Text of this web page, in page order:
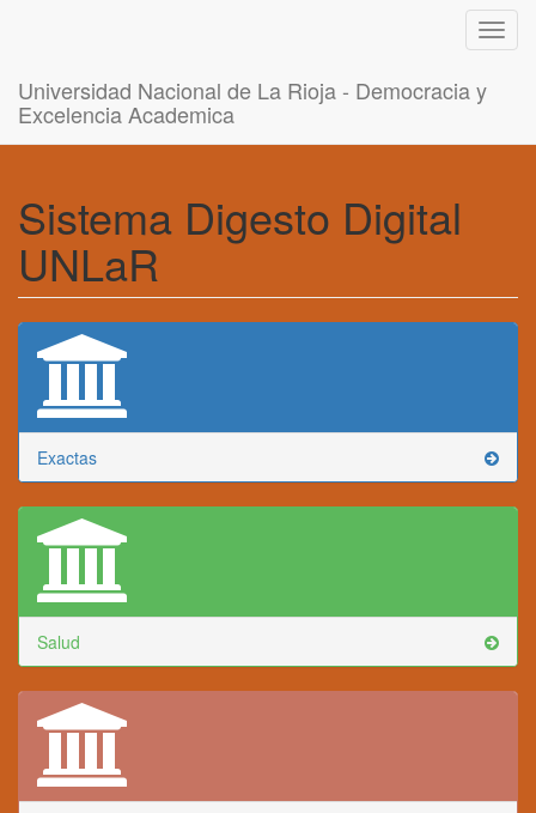
Universidad Nacional de La Rioja - Democracia y
Excelencia Academica
Sistema Digesto Digital
UNLaR
Exactas
Salud